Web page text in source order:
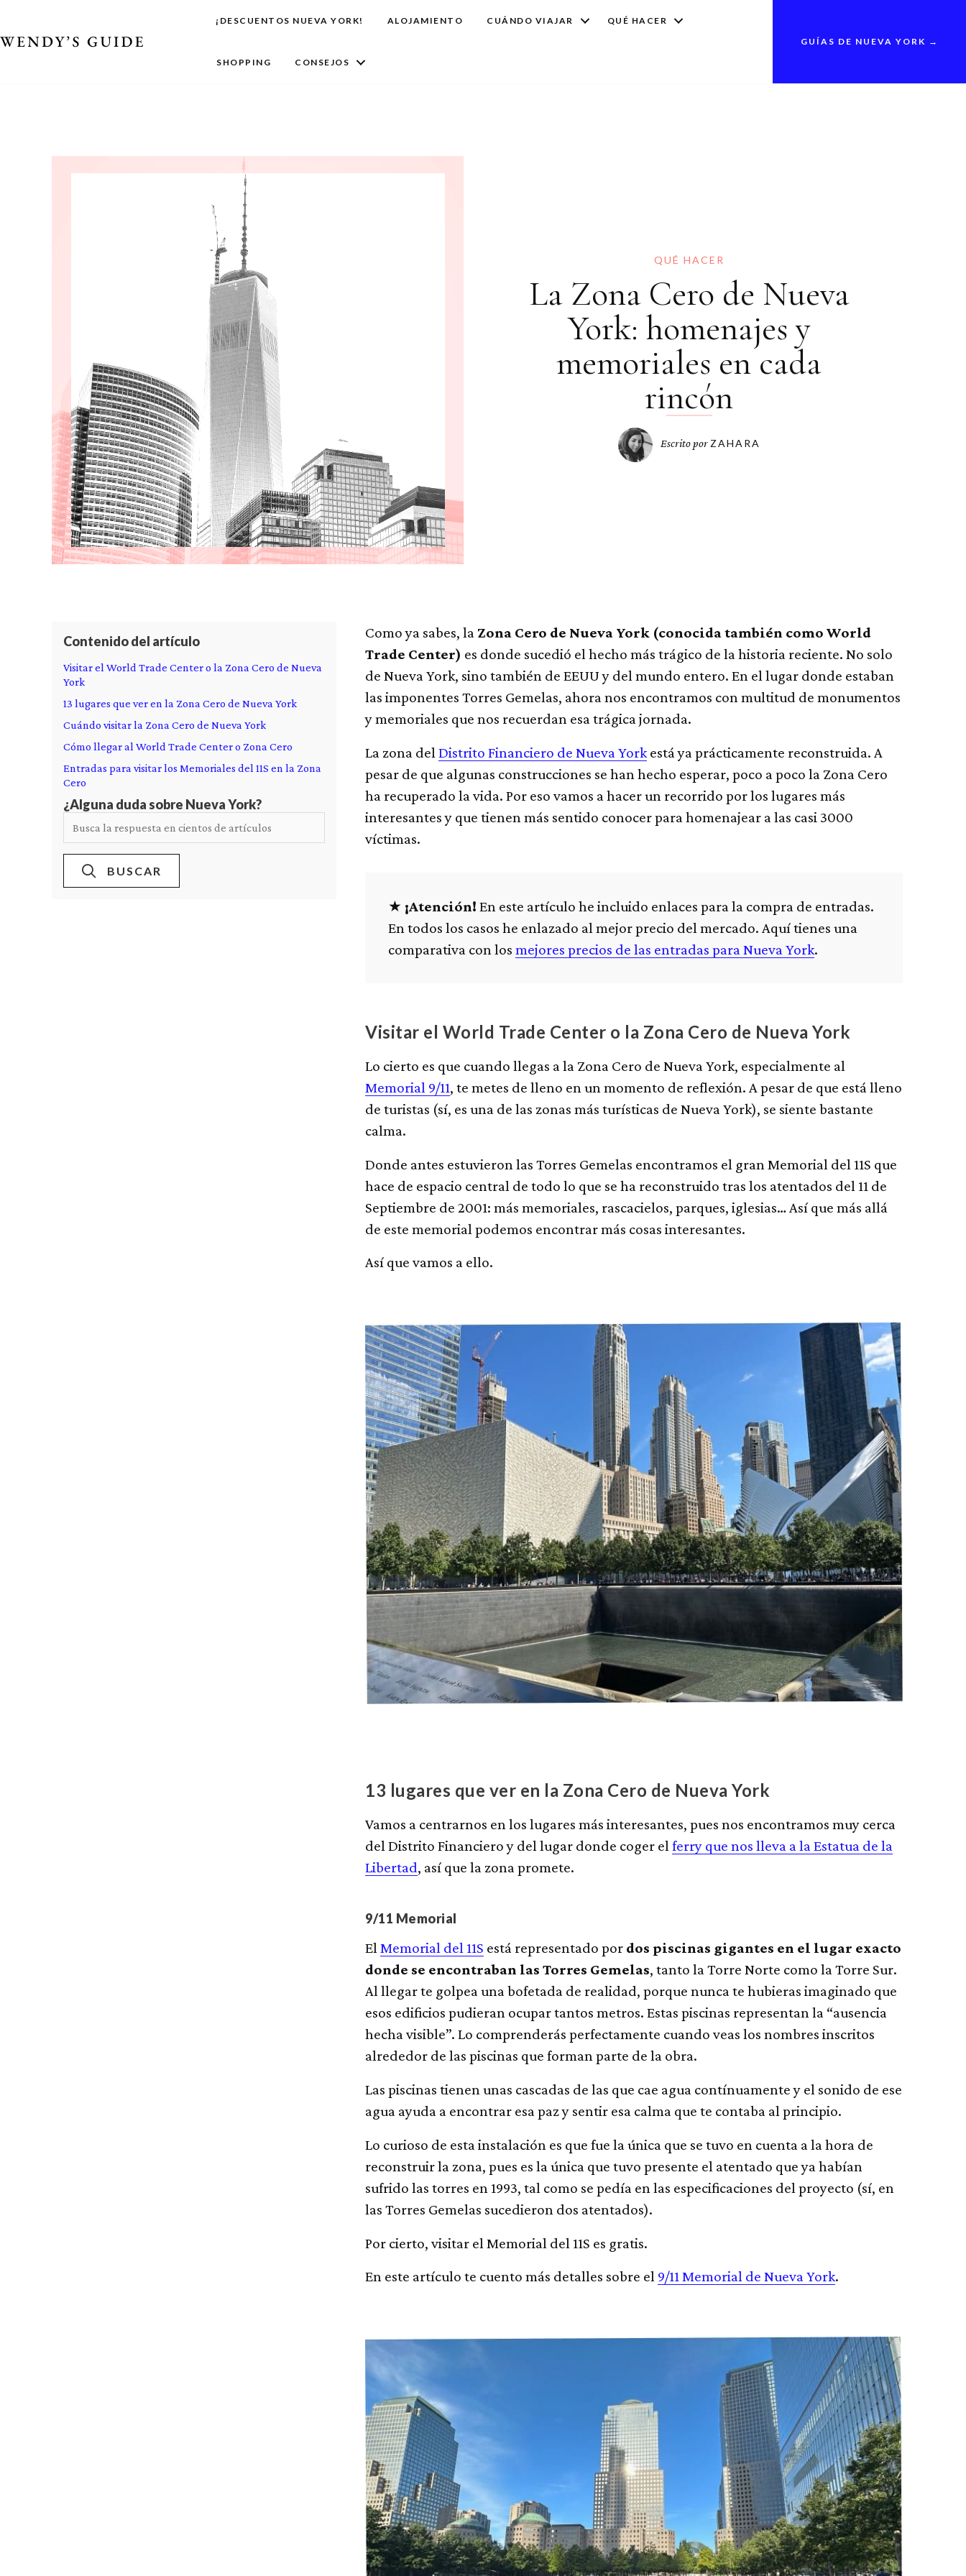
contenido
¡DESCUENTOS NUEVA YORK! ALOJAMIENTO CUÁNDO VIAJAR QUÉ HACER
SHOPPING CONSEJOS
GUÍAS DE NUEVA YORK →
QUÉ HACER
La Zona Cero de Nueva
York: homenajes y
memoriales en cada
rincón
Escrito por ZAHARA
Contenido del artículo
Visitar el World Trade Center o la Zona Cero de Nueva
York
13 lugares que ver en la Zona Cero de Nueva York
Cuándo visitar la Zona Cero de Nueva York
Cómo llegar al World Trade Center o Zona Cero
Entradas para visitar los Memoriales del 11S en la Zona
Cero
¿Alguna duda sobre Nueva York?
BUSCAR
Como ya sabes, la Zona Cero de Nueva York (conocida también como World
Trade Center) es donde sucedió el hecho más trágico de la historia reciente. No solo
de Nueva York, sino también de EEUU y del mundo entero. En el lugar donde estaban
las imponentes Torres Gemelas, ahora nos encontramos con multitud de monumentos
y memoriales que nos recuerdan esa trágica jornada.
La zona del Distrito Financiero de Nueva York está ya prácticamente reconstruida. A
pesar de que algunas construcciones se han hecho esperar, poco a poco la Zona Cero
ha recuperado la vida. Por eso vamos a hacer un recorrido por los lugares más
interesantes y que tienen más sentido conocer para homenajear a las casi 3000
víctimas.
¡Atención! En este artículo he incluido enlaces para la compra de entradas.
En todos los casos he enlazado al mejor precio del mercado. Aquí tienes una
comparativa con los mejores precios de las entradas para Nueva York.
Visitar el World Trade Center o la Zona Cero de Nueva York
Lo cierto es que cuando llegas a la Zona Cero de Nueva York, especialmente al
Memorial 9/11, te metes de lleno en un momento de reflexión. A pesar de que está lleno
de turistas (sí, es una de las zonas más turísticas de Nueva York), se siente bastante
calma.
Donde antes estuvieron las Torres Gemelas encontramos el gran Memorial del 11S que
hace de espacio central de todo lo que se ha reconstruido tras los atentados del 11 de
Septiembre de 2001: más memoriales, rascacielos, parques, iglesias… Así que más allá
de este memorial podemos encontrar más cosas interesantes.
Así que vamos a ello.
13 lugares que ver en la Zona Cero de Nueva York
Vamos a centrarnos en los lugares más interesantes, pues nos encontramos muy cerca
del Distrito Financiero y del lugar donde coger elferry que nos lleva a la Estatua de la
Libertad, así que la zona promete.
9/11 Memorial
ElMemorial del 11S está representado por dos piscinas gigantes en el lugar exacto
donde se encontraban las Torres Gemelas, tanto la Torre Norte como la Torre Sur​​.
Al llegar te golpea una bofetada de realidad, porque nunca te hubieras imaginado que
esos edificios pudieran ocupar tantos metros. Estas piscinas representan la “ausencia
hecha visible”. Lo comprenderás perfectamente cuando veas los nombres inscritos
alrededor de las piscinas que forman parte de la obra.
Las piscinas tienen unas cascadas de las que cae agua contínuamente y el sonido de ese
agua ayuda a encontrar esa paz y sentir esa calma que te contaba al principio.
Lo curioso de esta instalación es que fue la única que se tuvo en cuenta a la hora de
reconstruir la zona, pues es la única que tuvo presente el atentado que ya habían
sufrido las torres en 1993, tal como se pedía en las especificaciones del proyecto (sí, en
las Torres Gemelas sucedieron dos atentados).
Por cierto, visitar el Memorial del 11S es gratis.
En este artículo te cuento más detalles sobre el 9/11 Memorial de Nueva York.